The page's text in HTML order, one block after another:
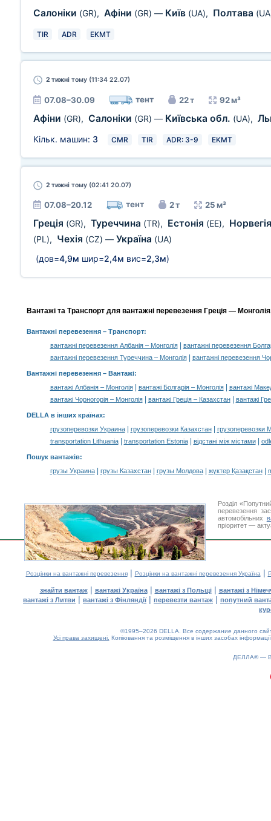
Салоніки (GR), Афіни (GR) — Київ (UA), Полтава
TIR ADR EKMT
2 тижні тому (11:34 22.07)
07.08–30.09 тент 22 т 92 м³
Афіни (GR), Салоніки (GR) — Київська обл. (UA),
Кільк. машин: 3 CMR TIR ADR: 3-9 EKMT
2 тижні тому (02:41 20.07)
07.08–20.12 тент 2 т 25 м³
Греція (GR), Туреччина (TR), Естонія (EE),
(PL), Чехія (CZ) — Україна (UA)
(дов=4,9м шир=2,4м вис=2,3м)
Вантажі та Транспорт для вантажні перевезення Греція —
Вантажні перевезення– Транспорт:
вантажні перевезення Албанія – Монголія|
вантажні перевезення
вантажні перевезення Туреччина – Монголія| вантажні перевезення
Вантажні перевезення – Вантажі:
вантажі Албанія – Монголія| вантажі Болгарія – Монголія|
вантажі
вантажі Чорногорія – Монголія| вантажі Греція – Казахстан| вантажі
DELLA в інших країнах:
грузоперевозки Украина| грузоперевозки Казахстан|
грузоперевозки
transportation Lithuania| transportation Estonia| відстані між містами|
Пошук вантажів:
грузы Украина| грузы Казахстан| грузы Молдова| жүктер Қазақстан|
Розділ
перевезення
автомобільних
пріоритет —
Розцінки на вантажні перевезення| Розцінки на вантажні перевезення Україна |
знайти вантаж| вантажі Україна| вантажі з Польщі| вантажі з
вантажі з Литви | вантажі з Фінляндії| перевезти вантаж | попутний
©1995–2026 DELLA. Все содержание данного
Усі права захищені. Копіювання та розміщення в інших засобах
ДЕЛЛА® —